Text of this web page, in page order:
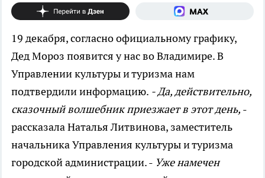
19 декабря, согласно официальному графику,
Дед Мороз появится у нас во Владимире. В
Управлении культуры и туризма нам
подтвердили информацию. - Да, действительно,
сказочный волшебник приезжает в этот день, -
рассказала Наталья Литвинова, заместитель
начальника Управления культуры и туризма
городской администрации. - Уже намечен